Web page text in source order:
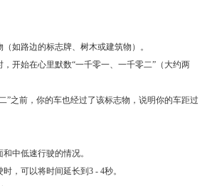
如路边的标志牌、树木或建筑物）。
开始在心里默数“一千零一、一千零二”（大约两
”之前，你的车也经过了该标志物，说明你的车距过
中低速行驶的情况。
，可以将时间延长到3 - 4秒。